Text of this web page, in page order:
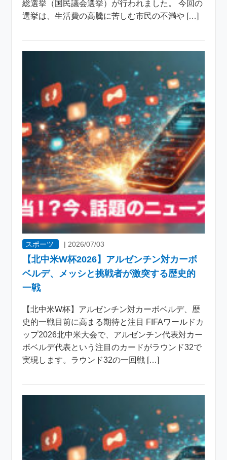
総選挙（国民議会選挙）が行われました。 今回の
選挙は、生活費の高騰に苦しむ市民の不満や […]
スポーツ | 2026/07/03
【北中米W杯2026】アルゼンチン対カーボ
ベルデ、メッシと挑戦者が激突する歴史的
一戦
【北中米W杯】アルゼンチン対カーボベルデ、歴
史的一戦目前に高まる期待と注目 FIFAワールドカ
ップ2026北中米大会で、アルゼンチン代表対カー
ボベルデ代表という注目のカードがラウンド32で
実現します。ラウンド32の一回戦 […]